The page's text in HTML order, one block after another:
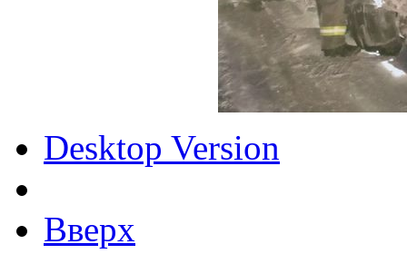
Desktop Version
Вверх